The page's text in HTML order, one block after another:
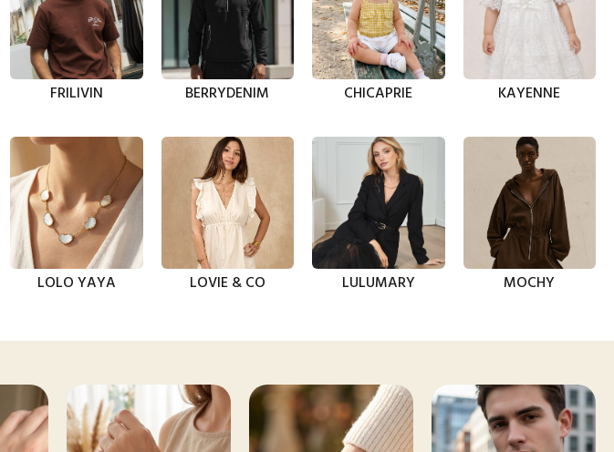
FRILIVIN BERRYDENIM CHICAPRIE KAYENNE
LOLO YAYA LOVIE & CO LULUMARY MOCHY